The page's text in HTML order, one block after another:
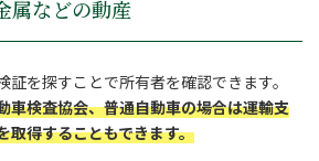
属などの動産
証を探すことで所有者を確認できます。
車検査協会、普通自動車の場合は運輸支
取得することもできます。